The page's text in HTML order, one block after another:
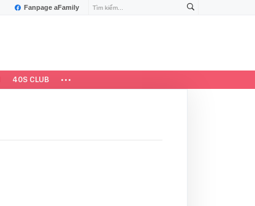
Fanpage aFamily
40S CLUB